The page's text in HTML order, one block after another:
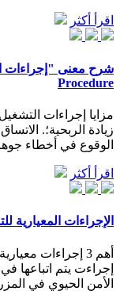
اقرأ أكثر
Procedure
مزايا إجراءات التشغيل
زيادة الربحية؛.
الوقوع في أخطاء
اقرأ أكثر
الإجراءات المعيارية
إجراءت يتم اتباعها
الأمن الحيوي في